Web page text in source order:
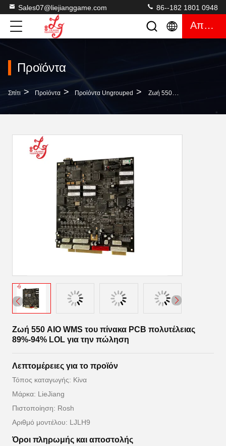
Sales07@liejianggame.com 86--182 1801 0948
Απόσπασμα
Προϊόντα
Σπίτι > Προϊόντα > Προϊόντα Ungrouped > Ζωή 550 AIO WMS Του Πίνακα PCB Πολυτέλειας 89%-94% LOL Για Την Πώληση
Ζωή 550 AIO WMS του πίνακα PCB πολυτέλειας
89%-94% LOL για την πώληση
Λεπτομέρειες για το προϊόν
Τόπος καταγωγής: Κίνα
Μάρκα: LieJiang
Πιστοποίηση: Rosh
Αριθμό μοντέλου: LJLH9
Όροι πληρωμής και αποστολής